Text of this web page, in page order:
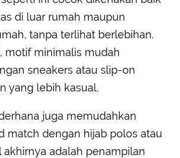
di luar rumah maupun
tanpa terlihat berlebihan.
motif minimalis mudah
sneakers atau slip-on
yang lebih kasual.
juga memudahkan
match dengan hijab polos atau
akhirnya adalah penampilan